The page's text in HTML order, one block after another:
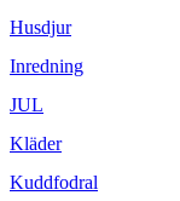
Husdjur
Inredning
JUL
Kläder
Kuddfodral